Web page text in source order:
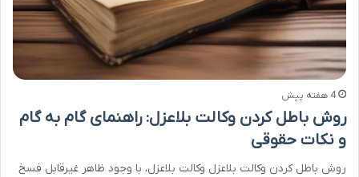
4 هفته پیش
روش باطل کردن وکالت بلاعزل: راهنمای گام به گام
و نکات حقوقی
روش باطل کردن وکالت بلاعزل وکالت بلاعزل، با وجود ظاهر غیرقابل فسخ